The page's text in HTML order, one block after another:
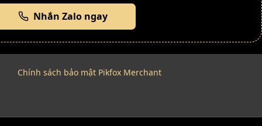
Nhắn Zalo ngay
Chính sách bảo mật Pikfox Merchant